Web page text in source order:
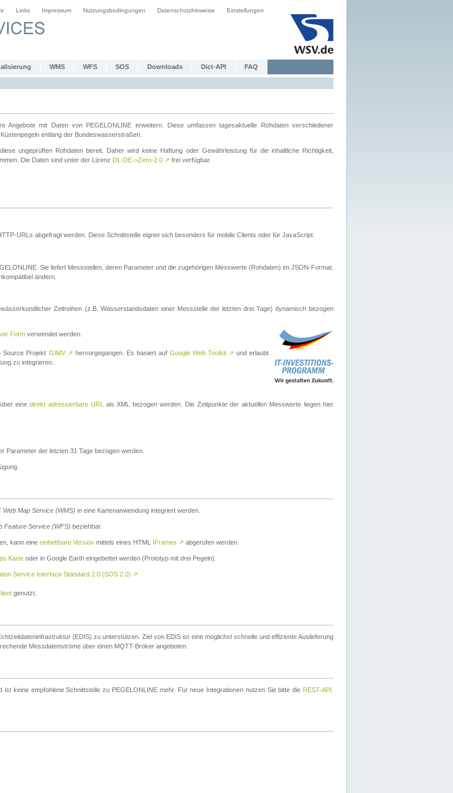
Links Impressum Nutzungsbedingungen Datenschutzhinweise Einstellungen
WMS WFS SOS Downloads Dict-API FAQ
Angebote mit Daten von PEGELONLINE erweitern. Diese umfassen tagesaktuelle Rohdaten verschiedener
entlang der Bundeswasserstraßen.
ungeprüften Rohdaten bereit. Daher wird keine Haftung oder Gewährleistung für die inhaltliche Richtigkeit,
Die Daten sind unter der Lizenz DL-DE->Zero-2.0 ↗ frei verfügbar.
URLs abgefragt werden. Diese Schnittstelle eignet sich besonders für mobile Clients oder für JavaScript.
Sie liefert Messstellen, deren Parameter und die zugehörigen Messwerte (Rohdaten) im JSON-Format.
ändern.
Zeitreihen (z.B. Wasserstandsdaten einer Messstelle der letzten drei Tage) dynamisch bezogen
Form verwendet werden.
Source Projekt GIMV ↗ hervorgegangen. Es basiert auf Google Web Toolkit ↗ und erlaubt
zu integrieren.
über einedirekt adressierbare URL
als XML bezogen werden. Die Zeitpunkte der aktuellen Messwerte liegen hier
Parameter der letzten 31 Tage bezogen werden.
Web Map Service (WMS) in eine Kartenanwendung integriert werden.
Feature Service (WFS) beziehbar.
kann eine einbettbare Version mittels eines HTML IFrames ↗ abgerufen werden.
Karte oder in Google Earth eingebettet werden (Prototyp mit drei Pegeln).
Service Interface Standard 2.0 (SOS 2.0) ↗
genutzt.
(EDIS) zu unterstützen. Ziel von EDIS ist eine möglichst schnelle und effiziente Auslieferung
Messdatenströme über einen MQTT-Broker angeboten.
ist keine empfohlene Schnittstelle zu PEGELONLINE mehr. Für neue Integrationen nutzen Sie bitte die REST-API